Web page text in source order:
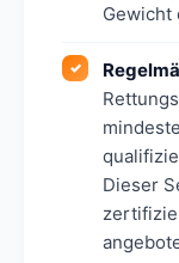
Gewicht
Dieser